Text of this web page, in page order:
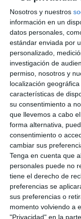
Nosotros y nuestros
información en un
datos personales,
estándar enviada por
personalizado,
investigación de
permiso, nosotros y
localización
características de
su consentimiento a
que llevemos a cabo
forma alternativa,
consentimiento o
cambiar sus
Tenga en cuenta que
personales puede no
tiene el derecho de
preferencias se
sus preferencias o
momento volviendo a
"Privacidad" en la
de empresarios,
de los cuatro
la solicitud.
La inversión
subvención es de
beneficiaria debe
proyecto, incluso
menor al importe
o junto a otras
superior al coste
Solicitudes y
Por último, cabe
documentos